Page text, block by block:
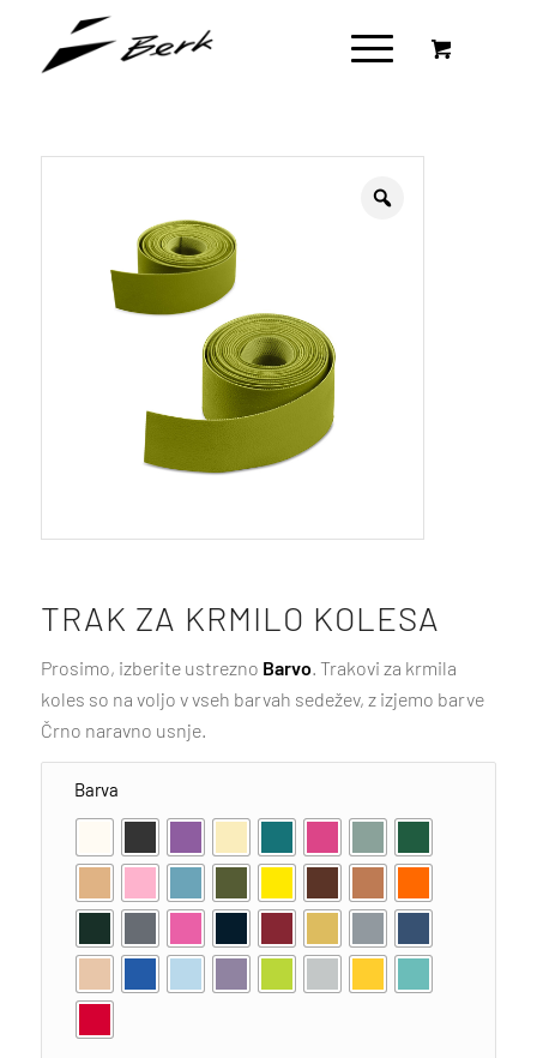
TRAK ZA KRMILO KOLESA
Prosimo, izberite ustrezno Barvo . Trakovi za krmila
koles so na voljo v vseh barvah sedežev, z izjemo barve
Črno naravno usnje.
Barva